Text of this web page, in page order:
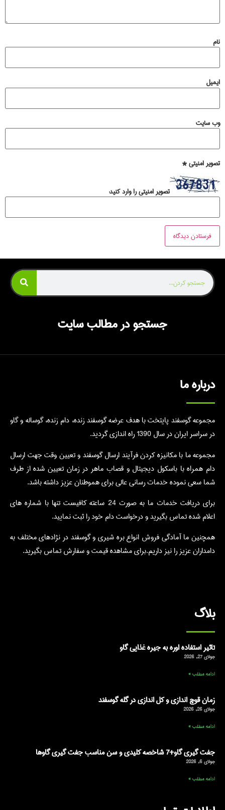
نام
ایمیل
وب‌ سایت
تصویر امنیتی*
تصویر امنیتی را وارد کنید:
جستجو در مطالب سایت
درباره ما
مجموعه گوسفند پایتخت با هدف عرضه گوسفند زنده، دام زنده، گوساله و گاو
در سراسر ایران در سال 1390 راه اندازی گردید.
مجموعه ما با مکانیزه کردن فرآیند ارسال گوسفند و تعیین وقت جهت ارسال
دام همراه با باسکول دیجیتال و قصاب ماهر در زمان تعیین شده از طرف
شما سعی نموده خدمات رسانی عالی برای هموطنان عزیز داشته باشد.
برای دریافت خدمات ما به صورت 24 ساعته کافیست تنها با شماره های
اعلام شده تماس بگیرید و درخواست دام خود را ثبت نمایید.
همچنین ما آمادگی فروش انواع بره شیری و گوسفند در نژادهای مختلف به
دامداران عزیز را نیز داریم.برای مشاهده قیمت و سفارش تماس بگیرید.
بلاگ
تاثیر استفاده اوره به جیره غذایی گاو
جولای 27, 2026
ادامه مطلب »
زمان قوچ اندازی و کل اندازی در گله گوسفند
جولای 26, 2026
ادامه مطلب »
جفت گیری گاو+7 شاخصه کلیدی و سن مناسب جفت گیری گاوها
جولای 6, 2026
ادامه مطلب »